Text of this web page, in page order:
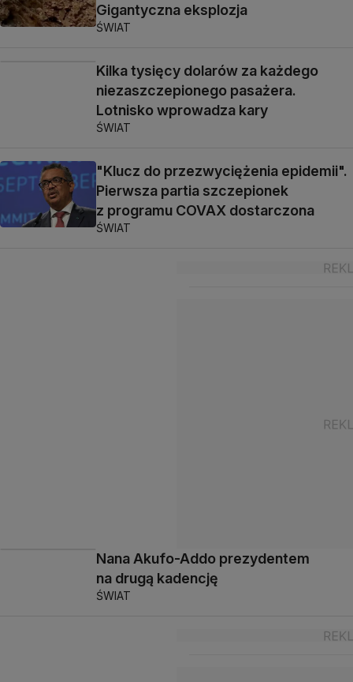
Gigantyczna eksplozja
ŚWIAT
Kilka tysięcy dolarów za każdego
niezaszczepionego pasażera.
Lotnisko wprowadza kary
ŚWIAT
"Klucz do przezwyciężenia epidemii".
Pierwsza partia szczepionek
z programu COVAX dostarczona
ŚWIAT
Nana Akufo-Addo prezydentem
na drugą kadencję
ŚWIAT